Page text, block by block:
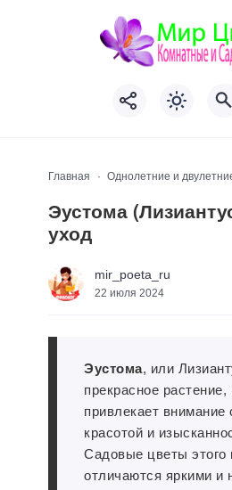
Главная Однолетние и
Эустома
уход
mir_poeta_ru
22 июля 2024
Эустома, или
прекрасное растение,
привлекает внимание
красотой и
Садовые цветы этого
отличаются яркими